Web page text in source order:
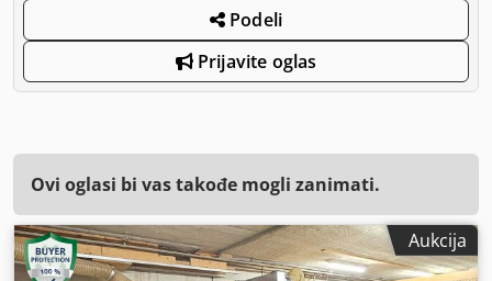
Podeli
Prijavite oglas
Ovi oglasi bi vas takođe mogli zanimati.
Aukcija